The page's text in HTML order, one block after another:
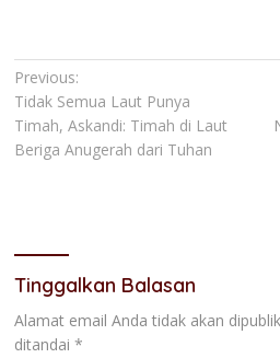
Navigasi
pos
Previous:
Tidak Semua Laut Punya
Timah, Askandi: Timah di Laut
Beriga Anugerah dari Tuhan
Tinggalkan Balasan
Alamat email Anda tidak akan
ditandai *